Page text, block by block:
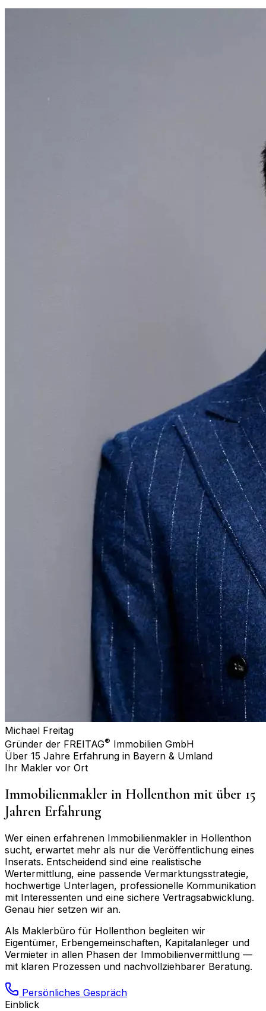
Michael Freitag
Gründer der FREITAG® Immobilien GmbH
Über 15 Jahre Erfahrung in Bayern & Umland
Ihr Makler vor Ort
Immobilienmakler in Hollenthon mit über 15
Jahren Erfahrung
Wer einen erfahrenen Immobilienmakler in Hollenthon
sucht, erwartet mehr als nur die Veröffentlichung eines
Inserats. Entscheidend sind eine realistische
Wertermittlung, eine passende Vermarktungsstrategie,
hochwertige Unterlagen, professionelle Kommunikation
mit Interessenten und eine sichere Vertragsabwicklung.
Genau hier setzen wir an.
Als Maklerbüro für Hollenthon begleiten wir
Eigentümer, Erbengemeinschaften, Kapitalanleger und
Vermieter in allen Phasen der Immobilienvermittlung —
mit klaren Prozessen und nachvollziehbarer Beratung.
Persönliches Gespräch
Einblick